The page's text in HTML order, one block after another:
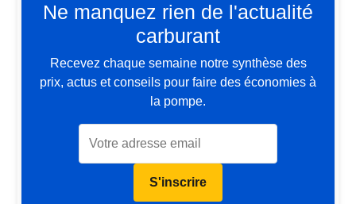
Ne manquez rien de l'actualité
carburant
Recevez chaque semaine notre synthèse des
prix, actus et conseils pour faire des économies à
la pompe.
S'inscrire